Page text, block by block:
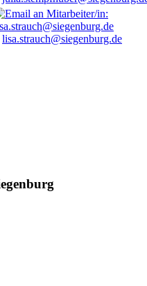
lisa.strauch@siegenburg.de